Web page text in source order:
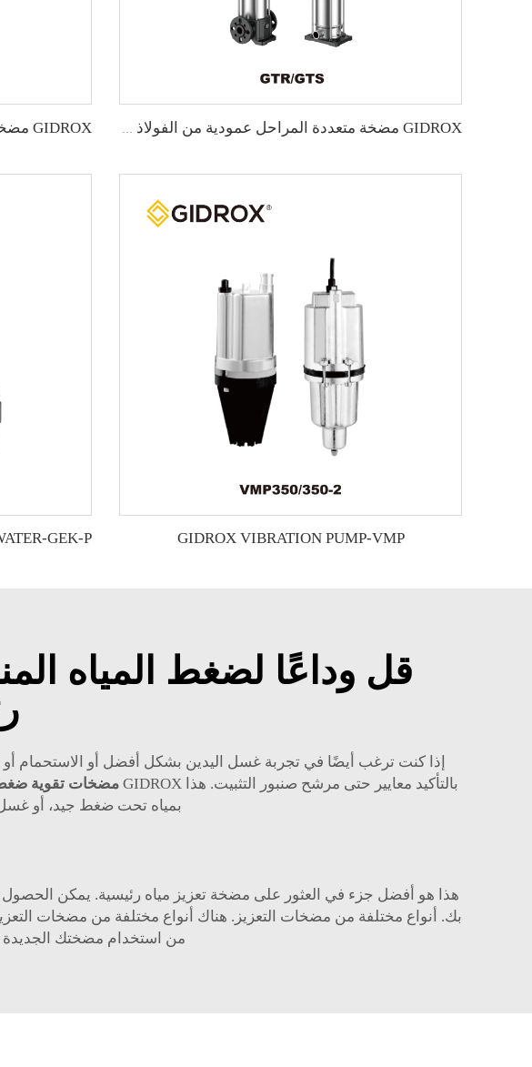
GIDROX VIBRATION PUMP-VMP
قل وداعًا لضغط المياه
إذا كنت ترغب أيضًا في تجربة غسل اليدين بشكل أفضل أو الاستحمام أو
بالتأكيد معايير حتى مرشح صنبور التثبيت. هذا GIDROX
مضخات تقوية ضغط
بمياه تحت ضغط جيد، أو غسل
هذا هو أفضل جزء في العثور على مضخة تعزيز مياه رئيسية. يمكن الحصول
بك. أنواع مختلفة من مضخات التعزيز. هناك أنواع مختلفة من مضخات
من استخدام مضختك الجديدة